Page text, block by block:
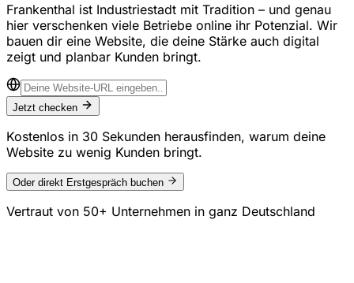
Frankenthal ist Industriestadt mit Tradition – und genau
hier verschenken viele Betriebe online ihr Potenzial. Wir
bauen dir eine Website, die deine Stärke auch digital
zeigt und planbar Kunden bringt.
Jetzt checken
Kostenlos in 30 Sekunden herausfinden, warum deine
Website zu wenig Kunden bringt.
Oder direkt Erstgespräch buchen
Vertraut von 50+ Unternehmen in ganz Deutschland